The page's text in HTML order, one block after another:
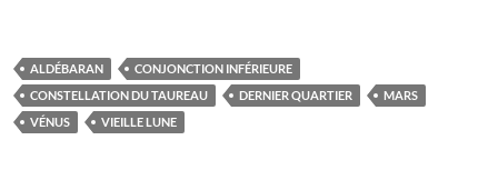
ALDÉBARAN
CONJONCTION INFÉRIEURE
CONSTELLATION DU TAUREAU
DERNIER QUARTIER
MARS
VÉNUS
VIEILLE LUNE